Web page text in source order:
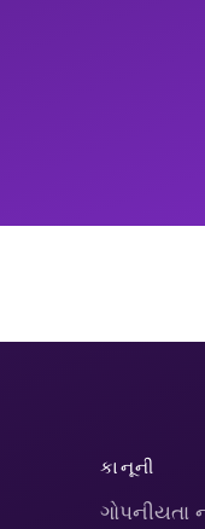
કાનૂની
ગોપનીયતા